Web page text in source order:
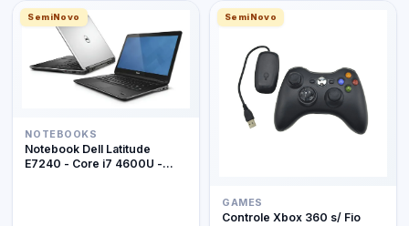
SemiNovo
NOTEBOOKS
Notebook Dell Latitude
E7240 - Core i7 4600U -
SemiNovo
GAMES
Controle Xbox 360 s/ Fio